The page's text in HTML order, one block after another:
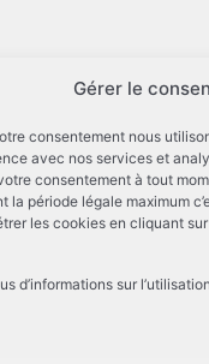
Gérer le
consentement nous
avec nos services et
consentement à tout
la période légale maximum
les cookies en cliquant
d’informations sur
Confidentialité